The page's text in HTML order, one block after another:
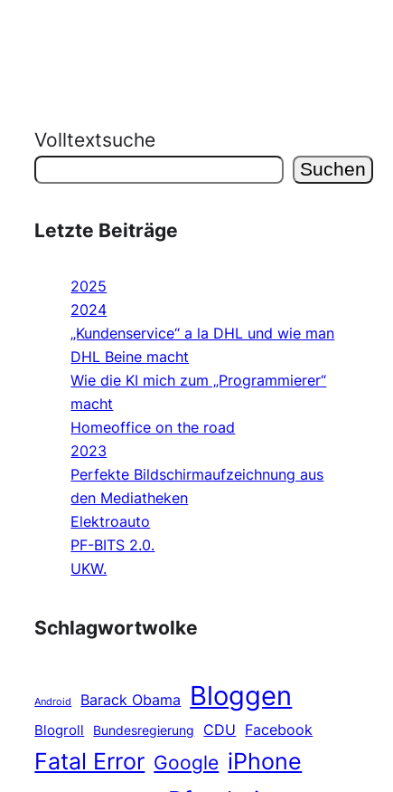
Volltextsuche
Suchen
Letzte Beiträge
2025
2024
„Kundenservice“ a la DHL und wie man
DHL Beine macht
Wie die KI mich zum „Programmierer“
macht
Homeoffice on the road
2023
Perfekte Bildschirmaufzeichnung aus
den Mediatheken
Elektroauto
PF-BITS 2.0.
UKW.
Schlagwortwolke
Android Barack Obama Bloggen
Blogroll Bundesregierung CDU Facebook
Fatal Error Google iPhone